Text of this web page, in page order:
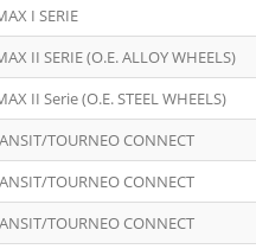
I SERIE
II SERIE (O.E. ALLOY WHEELS)
II Serie (O.E. STEEL WHEELS)
TOURNEO CONNECT
TOURNEO CONNECT
TOURNEO CONNECT